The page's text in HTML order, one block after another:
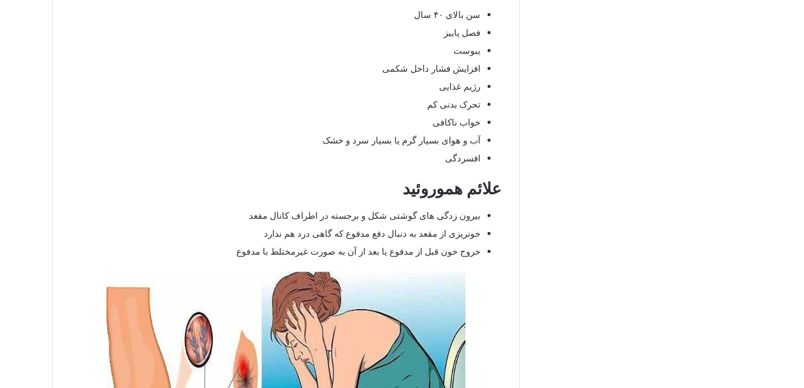
سن بالای ۴۰ سال
فصل پاییز
یبوست
افزایش فشار داخل شکمی
رژیم غذایی
تحرک بدنی کم
خواب ناکافی
آب و هوای بسیار گرم یا بسیار سرد و خشک
افسردگی
علائم هموروئید
بیرون زدگی های گوشتی شکل و برجسته در اطراف کانال مقعد
خونریزی از مقعد به دنبال دفع مدفوع که گاهی درد هم ندارد
خروج خون قبل از مدفوع یا بعد از آن به صورت غیرمختلط با مدفوع